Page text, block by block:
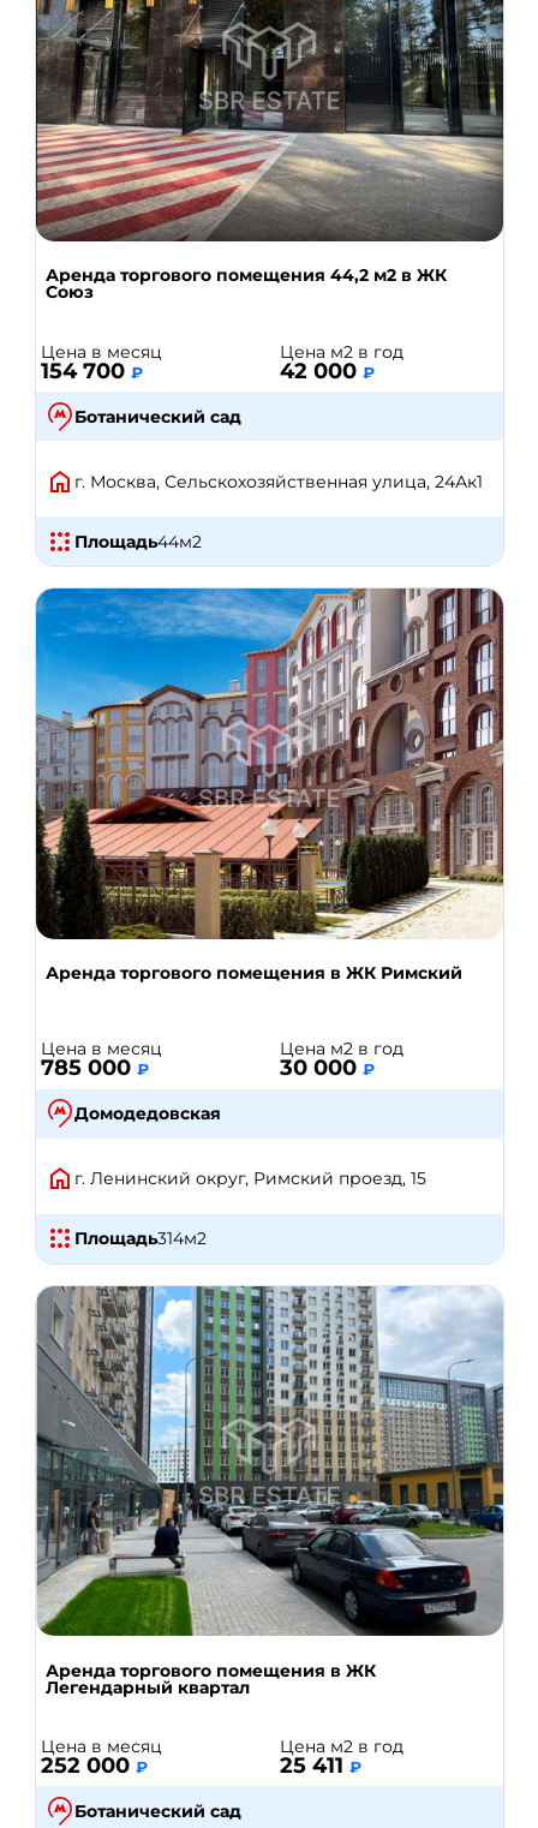
Аренда торгового помещения 44,2 м2 в ЖК
Союз
Цена в месяц
154 700 ₽
Цена м2 в год
42 000 ₽
Ботанический сад
г. Москва, Сельскохозяйственная улица, 24Ак1
Площадь44м2
Аренда торгового помещения в ЖК Римский
Цена в месяц
785 000 ₽
Цена м2 в год
30 000 ₽
Домодедовская
г. Ленинский округ, Римский проезд, 15
Площадь314м2
Аренда торгового помещения в ЖК
Легендарный квартал
Цена в месяц
252 000 ₽
Цена м2 в год
25 411 ₽
Ботанический сад